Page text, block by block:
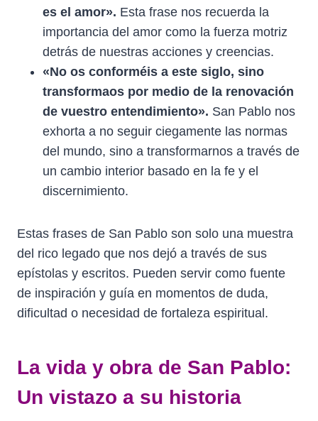
es el amor». Esta frase nos recuerda la
importancia del amor como la fuerza motriz
detrás de nuestras acciones y creencias.
«No os conforméis a este siglo, sino
transformaos por medio de la renovación
de vuestro entendimiento». San Pablo nos
exhorta a no seguir ciegamente las normas
del mundo, sino a transformarnos a través de
un cambio interior basado en la fe y el
discernimiento.
Estas frases de San Pablo son solo una muestra
del rico legado que nos dejó a través de sus
epístolas y escritos. Pueden servir como fuente
de inspiración y guía en momentos de duda,
dificultad o necesidad de fortaleza espiritual.
La vida y obra de San Pablo:
Un vistazo a su historia